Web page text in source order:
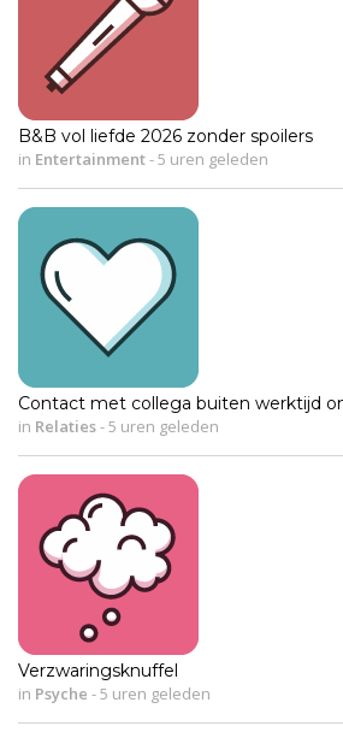
B&B vol liefde 2026 zonder spoilers
in Entertainment-5 uren geleden
Contact met collega buiten werktijd
in Relaties-5 uren geleden
Verzwaringsknuffel
in Psyche -5 uren geleden